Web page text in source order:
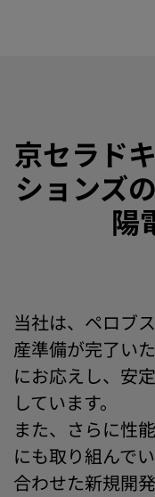
京セラド
ションズ
陽
当社は、ペロブ
産準備が完了い
にお応えし、安
しています。
また、さらに性
にも取り組んで
合わせた新規開